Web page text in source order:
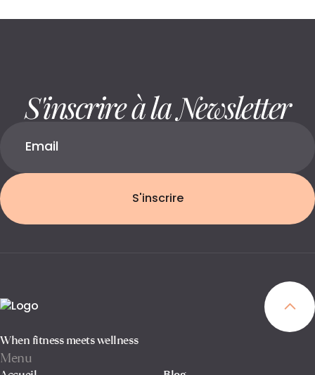
S'inscrire à la Newsletter
S'inscrire
When fitness meets wellness
Menu